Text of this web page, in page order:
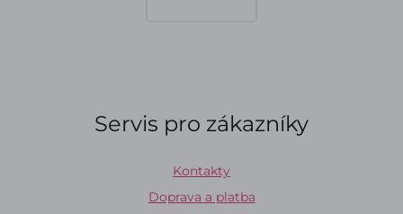
Servis pro zákazníky
Kontakty
Doprava a platba